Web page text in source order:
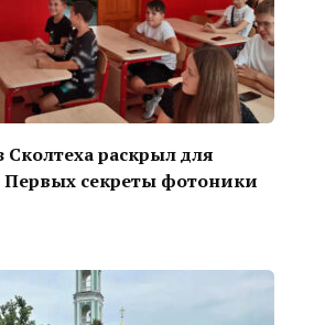
раскрыл для
Первых секреты фотоники